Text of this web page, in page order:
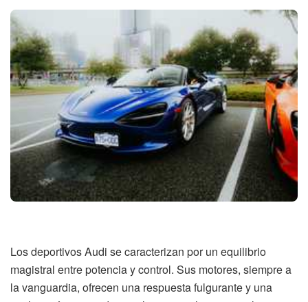
Los deportivos Audi se caracterizan por un equilibrio
magistral entre potencia y control. Sus motores, siempre a
la vanguardia, ofrecen una respuesta fulgurante y una